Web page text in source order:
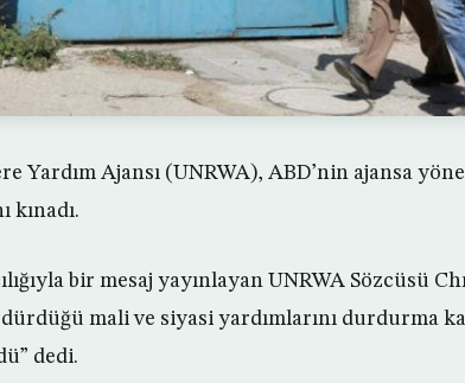
Ajansı (UNRWA), ABD’nin ajansa
kınadı.
bir mesaj yayınlayan UNRWA Sözcüsü
mali ve siyasi yardımlarını durdurma
dedi.